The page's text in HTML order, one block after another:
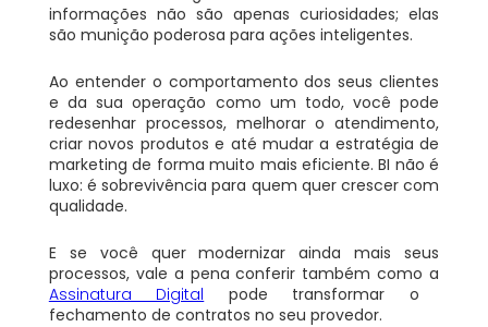
informações não são apenas curiosidades; elas
são munição poderosa para ações inteligentes.
Ao entender o comportamento dos seus clientes
e da sua operação como um todo, você pode
redesenhar processos, melhorar o atendimento,
criar novos produtos e até mudar a estratégia de
marketing de forma muito mais eficiente. BI não é
luxo: é sobrevivência para quem quer crescer com
qualidade.
E se você quer modernizar ainda mais seus
processos, vale a pena conferir também como a
Assinatura Digital pode transformar o
fechamento de contratos no seu provedor.